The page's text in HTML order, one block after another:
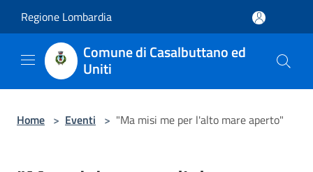
Regione Lombardia
Comune di Casalbuttano ed
Uniti
Home > Eventi > "Ma misi me per l'alto mare aperto"